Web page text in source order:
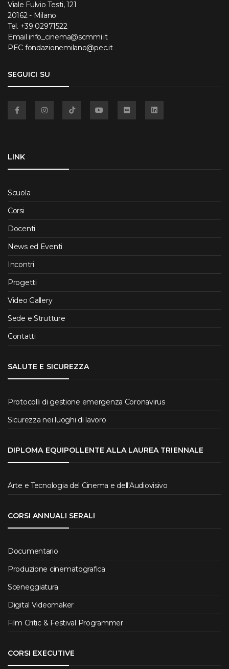
Viale Fulvio Testi, 121
20162 - Milano
Tel. +39 02971522
Email info_cinema@scmmi.it
PEC fondazionemilano@pec.it
SEGUICI SU
LINK
Scuola
Corsi
Docenti
News ed Eventi
Incontri
Progetti
Video Gallery
Sede e Strutture
Contatti
SALUTE E SICUREZZA
Protocolli di gestione emergenza Coronavirus
Sicurezza nei luoghi di lavoro
DIPLOMA EQUIPOLLENTE ALLA LAUREA TRIENNALE
Arte e Tecnologia del Cinema e dell'Audiovisivo
CORSI ANNUALI SERALI
Documentario
Produzione cinematografica
Sceneggiatura
Digital Videomaker
Film Critic & Festival Programmer
CORSI EXECUTIVE